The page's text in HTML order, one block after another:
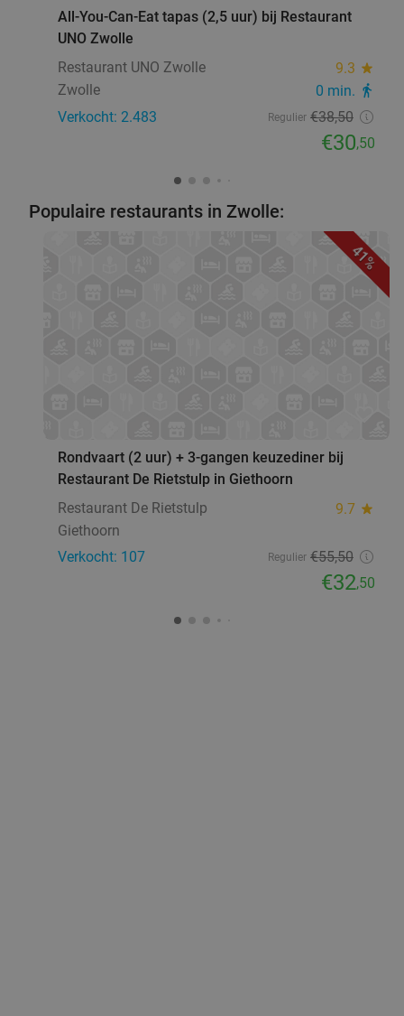
All-You-Can-Eat tapas (2,5 uur) bij Restaurant
UNO Zwolle
Restaurant UNO Zwolle
9.3 star
Zwolle 0 min. directions_walk
Verkocht: 2.483 Regulier €38,50
€30,50
Populaire restaurants in Zwolle:
41%
Rondvaart (2 uur) + 3-gangen keuzediner bij
Restaurant De Rietstulp in Giethoorn
Restaurant De Rietstulp
9.7 star
Giethoorn
Verkocht: 107
Regulier €55,50
€32,50